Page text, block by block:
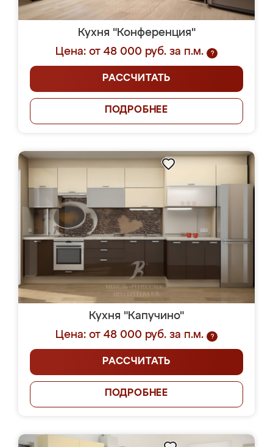
Кухня "Конференция"
Цена: от 48 000 руб. за п.м.
?
РАССЧИТАТЬ
ПОДРОБНЕЕ
Кухня "Капучино"
Цена: от 48 000 руб. за п.м.
?
РАССЧИТАТЬ
ПОДРОБНЕЕ